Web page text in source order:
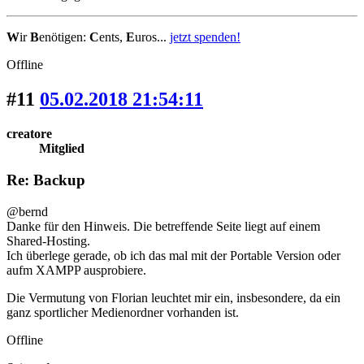
WirBenötigen: Cents, Euros... jetzt spenden!
Offline
#11 05.02.2018 21:54:11
creatore
Mitglied
Re: Backup
@bernd
Danke für den Hinweis. Die betreffende Seite liegt auf einem
Shared-Hosting.
Ich überlege gerade, ob ich das mal mit der Portable Version oder
aufm XAMPP ausprobiere.
Die Vermutung von Florian leuchtet mir ein, insbesondere, da ein
ganz sportlicher Medienordner vorhanden ist.
Offline